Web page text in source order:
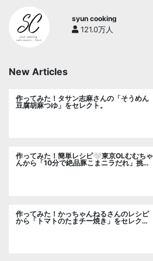
syun cooking
121.0万人
New Articles
作ってみた！タサン志麻さんの「そうめん
豆腐胡麻つゆ」をセレクト。
作ってみた！簡単レシピ🤍東京OLむむちゃ
んから「10分で絶品豚こまニラだれ」挑
作ってみた！かっちゃんねるさんのレシピ
から「トマトのたまチー焼き」をセレク